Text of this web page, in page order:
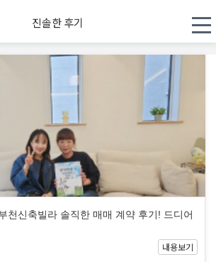
진솔한 후기
천신축빌라 솔직한 매매 계약 후기! 드디어
내용보기